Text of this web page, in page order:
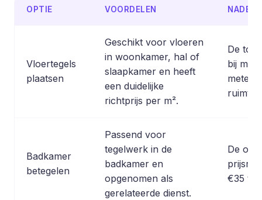
OPTIE VOORDELEN
Vloertegels
plaatsen
Geschikt voor vloeren
in woonkamer, hal of
slaapkamer en heeft
een duidelijke
richtprijs per m².
De
bij
meters
ruimtes.
Badkamer
betegelen
Passend voor
tegelwerk in de
badkamer en
opgenomen als
gerelateerde dienst.
De
€35 tot